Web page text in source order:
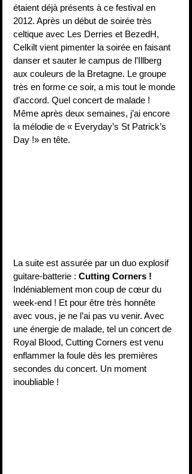
étaient déjà présents à ce festival en
2012. Après un début de soirée très
celtique avec Les Derries et BezedH,
Celkilt vient pimenter la soirée en faisant
danser et sauter le campus de l’Illberg
aux couleurs de la Bretagne. Le groupe
très en forme ce soir, a mis tout le monde
d’accord. Quel concert de malade !
Même après deux semaines, j’ai encore
la mélodie de « Everyday’s St Patrick’s
Day !» en tête.
La suite est assurée par un duo explosif
guitare-batterie : Cutting Corners !
Indéniablement mon coup de cœur du
week-end ! Et pour être très honnête
avec vous, je ne l’ai pas vu venir. Avec
une énergie de malade, tel un concert de
Royal Blood, Cutting Corners est venu
enflammer la foule dès les premières
secondes du concert. Un moment
inoubliable !